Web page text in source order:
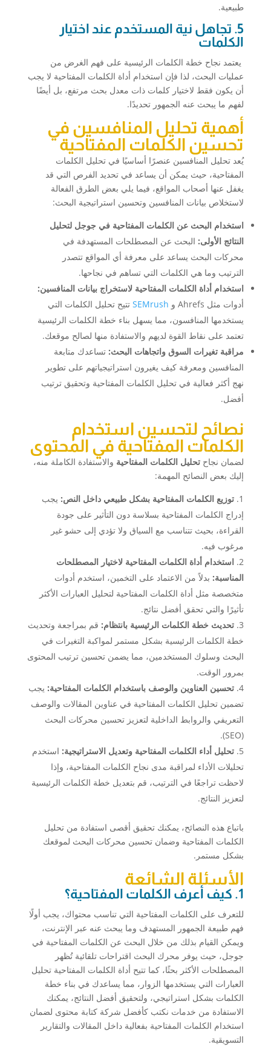
طبيعية.
5. تجاهل نية المستخدم عند اختيار
الكلمات
يعتمد نجاح خطة الكلمات الرئيسية على فهم الغرض من
عمليات البحث، لذا فإن استخدام أداة الكلمات المفتاحية لا يجب
أن يكون فقط لاختيار كلمات ذات معدل بحث مرتفع، بل أيضًا
لفهم ما يبحث عنه الجمهور تحديدًا.
أهمية تحليل المنافسين في
تحسين الكلمات المفتاحية
يُعد تحليل المنافسين عنصرًا أساسيًا في تحليل الكلمات
المفتاحية، حيث يمكن أن يساعد في تحديد الفرص التي قد
يغفل عنها أصحاب المواقع، فيما يلي بعض الطرق الفعالة
لاستخلاص بيانات المنافسين وتحسين استراتيجية البحث:
استخدام البحث عن الكلمات المفتاحية في جوجل لتحليل
النتائج الأولى: البحث عن المصطلحات المستهدفة في
محركات البحث يساعد على معرفة أي المواقع تتصدر
الترتيب وما هي الكلمات التي تساهم في نجاحها.
استخدام أداة الكلمات المفتاحية لاستخراج بيانات المنافسين:
أدوات مثل Ahrefs و
SEMrushتتيح تحليل الكلمات التي
يستخدمها المنافسون، مما يسهل بناء خطة الكلمات الرئيسية
تعتمد على نقاط القوة لديهم والاستفادة منها لصالح موقعك.
مراقبة تغيرات السوق واتجاهات البحث: تساعدك متابعة
المنافسين ومعرفة كيف يغيرون استراتيجياتهم على تطوير
نهج أكثر فعالية في تحليل الكلمات المفتاحية وتحقيق ترتيب
أفضل.
نصائح لتحسين استخدام
الكلمات المفتاحية في المحتوى
لضمان نجاح تحليل الكلمات المفتاحية والاستفادة الكاملة منه،
إليك بعض النصائح المهمة:
توزيع الكلمات المفتاحية بشكل طبيعي داخل النص: يجب
إدراج الكلمات المفتاحية بسلاسة دون التأثير على جودة
القراءة، بحيث تتناسب مع السياق ولا تؤدي إلى حشو غير
مرغوب فيه.
استخدام أداة الكلمات المفتاحية لاختيار المصطلحات
المناسبة: بدلاً من الاعتماد على التخمين، استخدم أدوات
متخصصة مثل أداة الكلمات المفتاحية لتحليل العبارات الأكثر
تأثيرًا والتي تحقق أفضل نتائج.
تحديث خطة الكلمات الرئيسية بانتظام: قم بمراجعة وتحديث
خطة الكلمات الرئيسية بشكل مستمر لمواكبة التغيرات في
البحث وسلوك المستخدمين، مما يضمن تحسين ترتيب المحتوى
بمرور الوقت.
تحسين العناوين والوصف باستخدام الكلمات المفتاحية: يجب
تضمين تحليل الكلمات المفتاحية في عناوين المقالات والوصف
التعريفي والروابط الداخلية لتعزيز تحسين محركات البحث
(SEO).
تحليل أداء الكلمات المفتاحية وتعديل الاستراتيجية: استخدم
تحليلات الأداء لمراقبة مدى نجاح الكلمات المفتاحية، وإذا
لاحظت تراجعًا في الترتيب، قم بتعديل خطة الكلمات الرئيسية
لتعزيز النتائج.
باتباع هذه النصائح، يمكنك تحقيق أقصى استفادة من تحليل
الكلمات المفتاحية وضمان تحسين محركات البحث لموقعك
بشكل مستمر.
الأسئلة الشائعة
1. كيف أعرف الكلمات المفتاحية؟
للتعرف على الكلمات المفتاحية التي تناسب محتواك، يجب أولًا
فهم طبيعة الجمهور المستهدف وما يبحث عنه عبر الإنترنت،
ويمكن القيام بذلك من خلال البحث عن الكلمات المفتاحية في
جوجل، حيث يوفر محرك البحث اقتراحات تلقائية تُظهر
المصطلحات الأكثر بحثًا، كما تتيح أداة الكلمات المفتاحية تحليل
العبارات التي يستخدمها الزوار، مما يساعدك في بناء خطة
الكلمات بشكل استراتيجي، ولتحقيق أفضل النتائج، يمكنك
الاستفادة من خدمات نكتب كأفضل شركة كتابة محتوى لضمان
استخدام الكلمات المفتاحية بفعالية داخل المقالات والتقارير
التسويقية.